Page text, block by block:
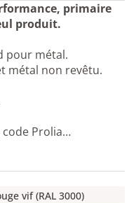
primaire
produit.
pour métal.
métal non revêtu.
code Prolia…
vif (RAL 3000)